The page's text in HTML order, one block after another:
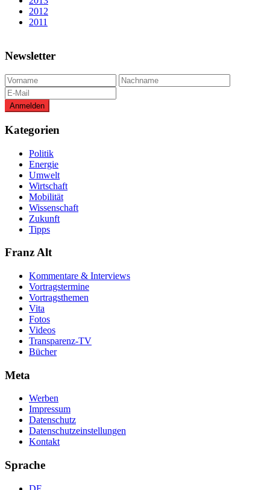
2012
2011
Newsletter
Kategorien
Politik
Energie
Umwelt
Wirtschaft
Mobilität
Wissenschaft
Zukunft
Tipps
Franz Alt
Kommentare & Interviews
Vortragstermine
Vortragsthemen
Vita
Fotos
Videos
Transparenz-TV
Bücher
Meta
Werben
Impressum
Datenschutz
Datenschutzeinstellungen
Kontakt
Sprache